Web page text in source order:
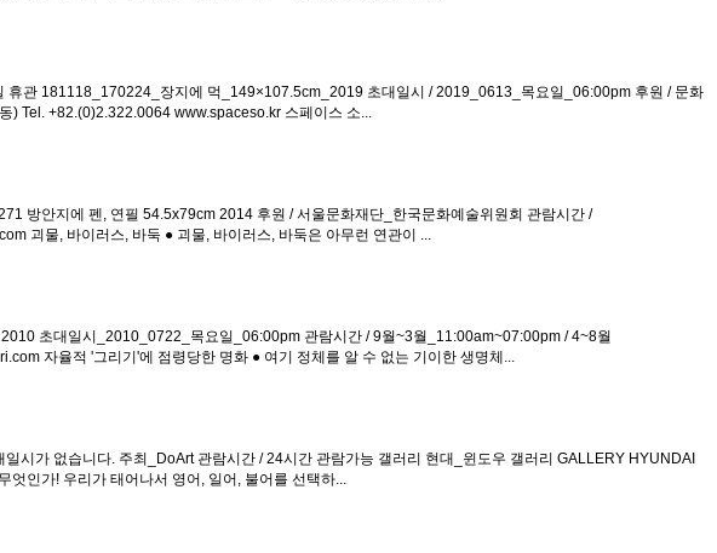
관 181118_170224_장지에 먹_149×107.5cm_2019 초대일시 / 2019_0613_목요일_06:00pm 후원 / 문화
) Tel. +82.(0)2.322.0064 www.spaceso.kr 스페이스 소...
방안지에 펜, 연필 54.5x79cm 2014 후원 / 서울문화재단_한국문화예술위원회 관람시간 /
괴물, 바이러스, 바둑 ● 괴물, 바이러스, 바둑은 아무런 연관이 ...
초대일시_2010_0722_목요일_06:00pm 관람시간 / 9월~3월_11:00am~07:00pm / 4~8월
자율적 '그리기'에 점령당한 명화 ● 여기 정체를 알 수 없는 기이한 생명체...
가 없습니다. 주최_DoArt 관람시간 / 24시간 관람가능 갤러리 현대_윈도우 갤러리 GALLERY HYUNDAI
인가! 우리가 태어나서 영어, 일어, 불어를 선택하...